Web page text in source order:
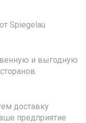
Spiegelau
и выгодную
доставку
предприятие